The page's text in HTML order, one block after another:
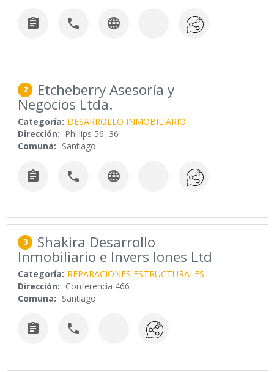
  
2 Etcheberry Asesoría y
Negocios Ltda.
Categoría: DESARROLLO INMOBILIARIO
Dirección: Phillips 56, 36
Comuna: Santiago
  
3 Shakira Desarrollo
Inmobiliario e Invers Iones Ltd
Categoría: REPARACIONES ESTRUCTURALES
Dirección: Conferencia 466
Comuna: Santiago
 